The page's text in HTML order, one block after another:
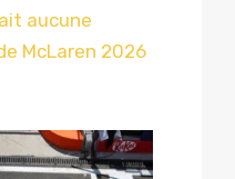
aucune
McLaren 2026